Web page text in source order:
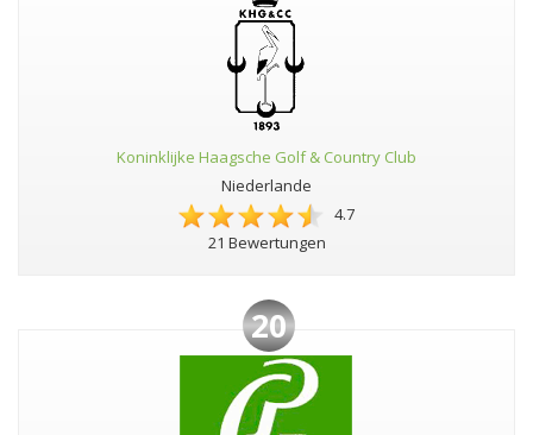
Koninklijke Haagsche Golf & Country Club
Niederlande
4.7
21 Bewertungen
20